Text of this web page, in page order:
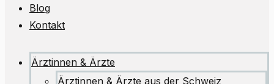
Blog
Kontakt
Ärztinnen & Ärzte
Ärztinnen & Ärzte aus der Schweiz